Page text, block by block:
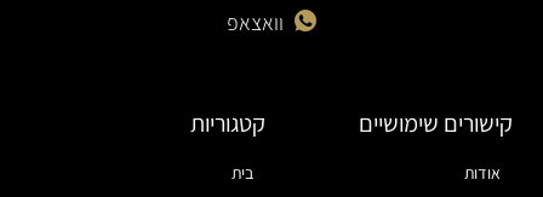
וואצאפ
קישורים שימושיים
אודות
קטגוריות
בית